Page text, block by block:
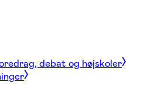
debat og højskoler